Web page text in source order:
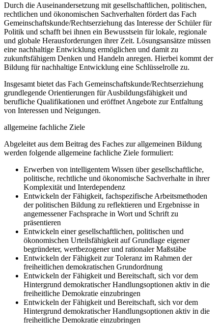
Durch die Auseinandersetzung mit gesellschaftlichen, politischen,
rechtlichen und ökonomischen Sachverhalten fördert das Fach
Gemeinschaftskunde/Rechtserziehung das Interesse der Schüler für
Politik und schafft bei ihnen ein Bewusstsein für lokale, regionale
und globale Herausforderungen ihrer Zeit. Lösungsansätze müssen
eine nachhaltige Entwicklung ermöglichen und damit zu
zukunftsfähigem Denken und Handeln anregen. Hierbei kommt der
Bildung für nachhaltige Entwicklung eine Schlüsselrolle zu.
Insgesamt bietet das Fach Gemeinschaftskunde/Rechtserziehung
grundlegende Orientierungen für Ausbildungsfähigkeit und
berufliche Qualifikationen und eröffnet Angebote zur Entfaltung
von Interessen und Neigungen.
allgemeine fachliche Ziele
Abgeleitet aus dem Beitrag des Faches zur allgemeinen Bildung
werden folgende allgemeine fachliche Ziele formuliert:
Erwerben von intelligentem Wissen über gesellschaftliche,
politische, rechtliche und ökonomische Sachverhalte in ihrer
Komplexität und Interdependenz
Entwickeln der Fähigkeit, fachspezifische Arbeitsmethoden
der politischen Bildung zu reflektieren und Ergebnisse in
angemessener Fachsprache in Wort und Schrift zu
präsentieren
Entwickeln einer gesellschaftlichen, politischen und
ökonomischen Urteilsfähigkeit auf Grundlage eigener
begründeter, wertbezogener und rationaler Maßstäbe
Entwickeln der Fähigkeit zur Toleranz im Rahmen der
freiheitlichen demokratischen Grundordnung
Entwickeln der Fähigkeit und Bereitschaft, sich vor dem
Hintergrund demokratischer Handlungsoptionen aktiv in die
freiheitliche Demokratie einzubringen
Entwickeln der Fähigkeit und Bereitschaft, sich vor dem
Hintergrund demokratischer Handlungsoptionen aktiv in die
freiheitliche Demokratie einzubringen